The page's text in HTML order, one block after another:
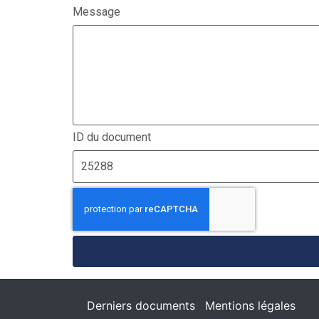
Message
ID du document
Derniers documents Mentions légales